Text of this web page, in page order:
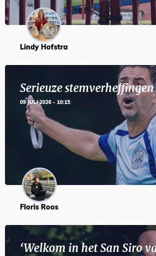
Lindy Hofstra
Serieuze
09 JULI 2026 - 10:15
Floris Roos
‘Welkom in het San Siro